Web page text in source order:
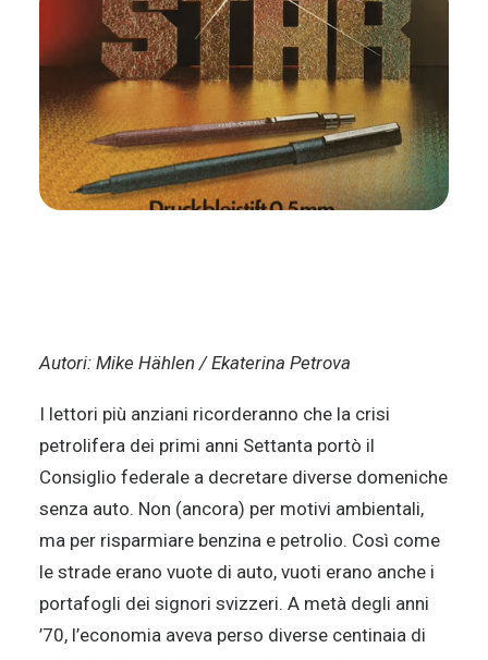
Autori: Mike Hählen / Ekaterina Petrova
I lettori più anziani ricorderanno che la crisi
petrolifera dei primi anni Settanta portò il
Consiglio federale a decretare diverse domeniche
senza auto. Non (ancora) per motivi ambientali,
ma per risparmiare benzina e petrolio. Così come
le strade erano vuote di auto, vuoti erano anche i
portafogli dei signori svizzeri. A metà degli anni
’70, l’economia aveva perso diverse centinaia di